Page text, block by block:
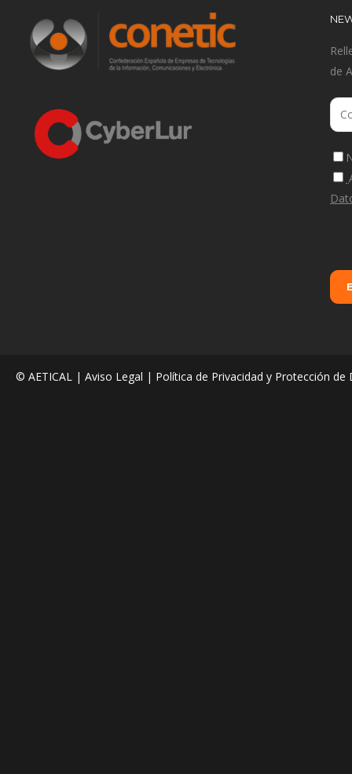
de
© AETICAL | Aviso Legal | Política de Privacidad y Protección de